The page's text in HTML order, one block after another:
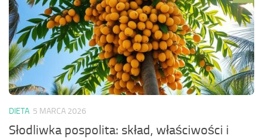
DIETA 5 MARCA 2026
Słodliwka pospolita: skład, właściwości i